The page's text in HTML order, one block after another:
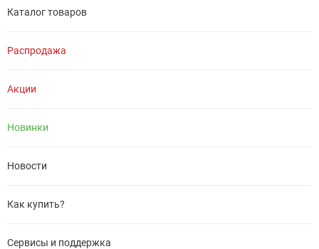
Каталог товаров
Распродажа
Акции
Новинки
Новости
Как купить?
Сервисы и поддержка